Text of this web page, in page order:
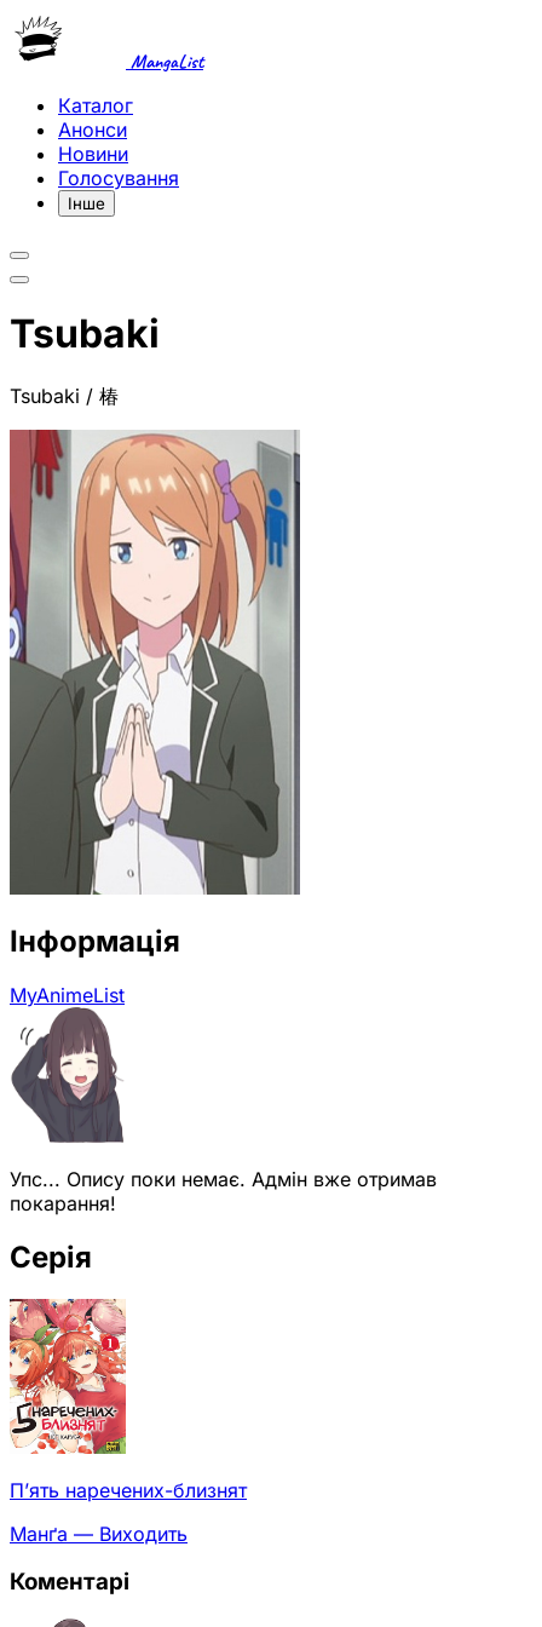
MangaList
Каталог
Анонси
Новини
Голосування
Інше
Tsubaki
Tsubaki / 椿
Інформація
MyAnimeList
Упс... Опису поки немає. Адмін вже отримав
покарання!
Серія
П’ять наречених-близнят
Манґа — Виходить
Коментарі